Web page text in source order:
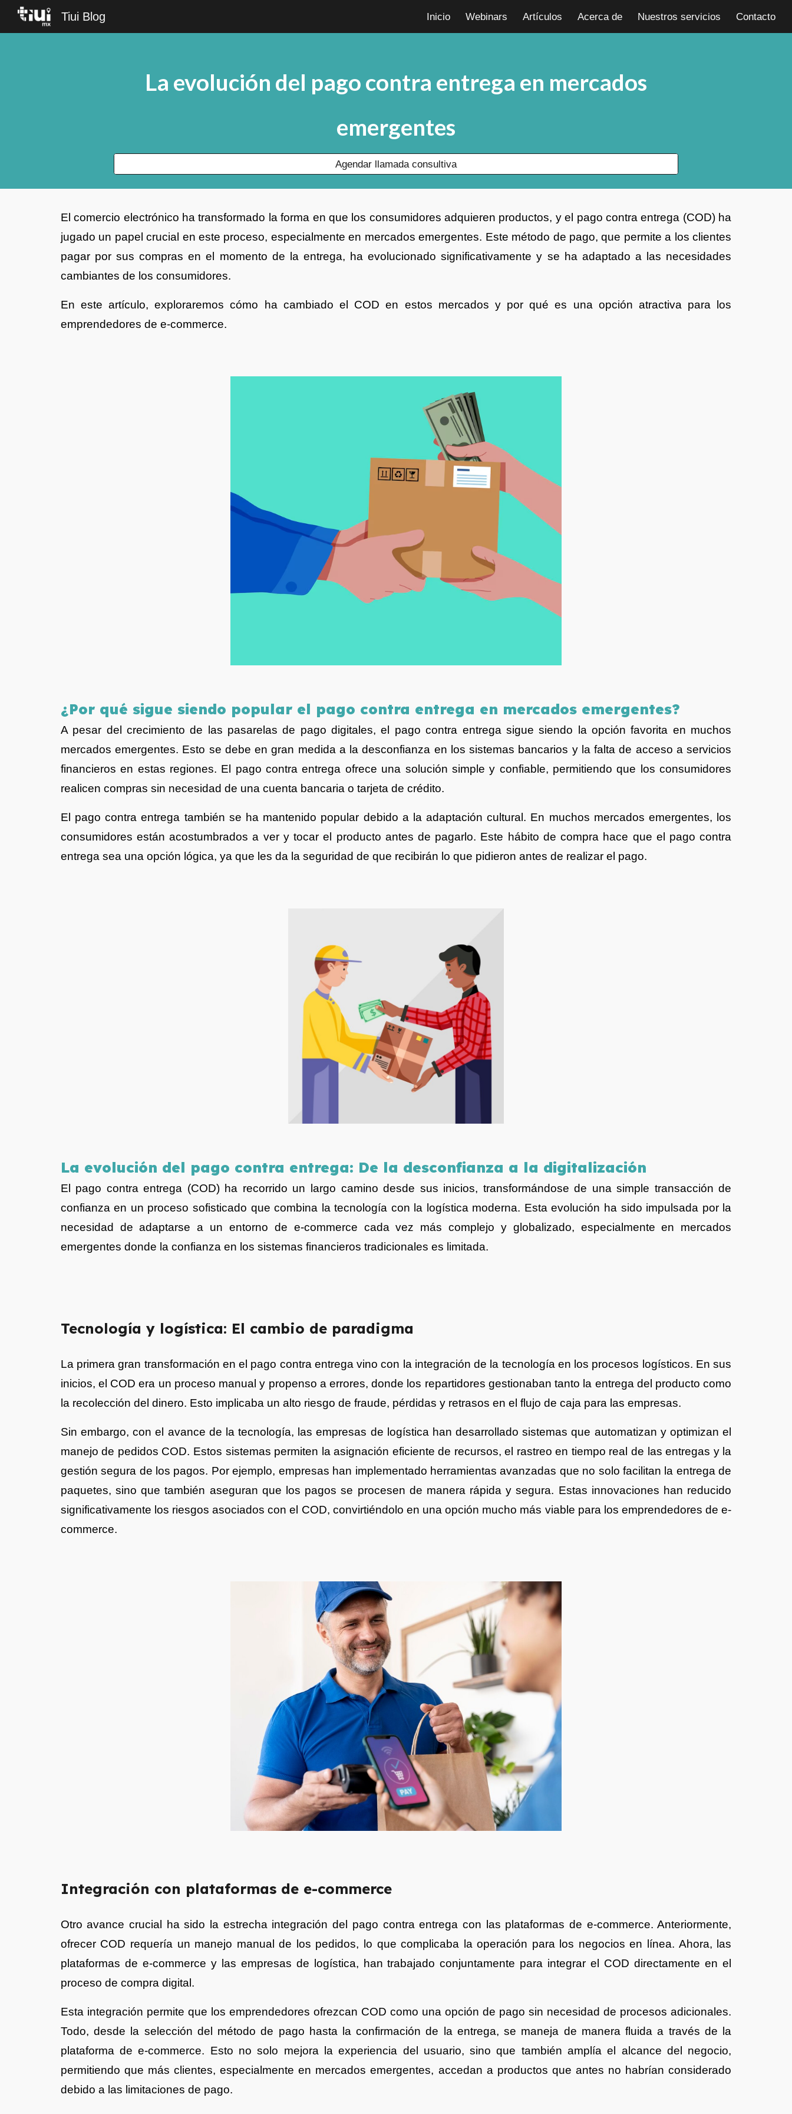
Skip to navigation
Tiui Blog Inicio Webinars Artículos Acerca de Nuestros servicios Contacto
La evolución del pago contra entrega en mercados
emergentes
Agendar llamada consultiva
El comercio electrónico ha transformado la forma en que los consumidores adquieren productos, y el pago contra entrega (COD) ha
jugado un papel crucial en este proceso, especialmente en mercados emergentes. Este método de pago, que permite a los clientes
pagar por sus compras en el momento de la entrega, ha evolucionado significativamente y se ha adaptado a las necesidades
cambiantes de los consumidores.
En este artículo, exploraremos cómo ha cambiado el COD en estos mercados y por qué es una opción atractiva para los
emprendedores de e-commerce.
¿Por qué sigue siendo popular el pago contra entrega en mercados emergentes?
A pesar del crecimiento de las pasarelas de pago digitales, el pago contra entrega sigue siendo la opción favorita en muchos
mercados emergentes. Esto se debe en gran medida a la desconfianza en los sistemas bancarios y la falta de acceso a servicios
financieros en estas regiones. El pago contra entrega ofrece una solución simple y confiable, permitiendo que los consumidores
realicen compras sin necesidad de una cuenta bancaria o tarjeta de crédito.
El pago contra entrega también se ha mantenido popular debido a la adaptación cultural. En muchos mercados emergentes, los
consumidores están acostumbrados a ver y tocar el producto antes de pagarlo. Este hábito de compra hace que el pago contra
entrega sea una opción lógica, ya que les da la seguridad de que recibirán lo que pidieron antes de realizar el pago.
La evolución del pago contra entrega: De la desconfianza a la digitalización
El pago contra entrega (COD) ha recorrido un largo camino desde sus inicios, transformándose de una simple transacción de
confianza en un proceso sofisticado que combina la tecnología con la logística moderna. Esta evolución ha sido impulsada por la
necesidad de adaptarse a un entorno de e-commerce cada vez más complejo y globalizado, especialmente en mercados
emergentes donde la confianza en los sistemas financieros tradicionales es limitada.
Tecnología y logística: El cambio de paradigma
La primera gran transformación en el pago contra entrega vino con la integración de la tecnología en los procesos logísticos. En sus
inicios, el COD era un proceso manual y propenso a errores, donde los repartidores gestionaban tanto la entrega del producto como
la recolección del dinero. Esto implicaba un alto riesgo de fraude, pérdidas y retrasos en el flujo de caja para las empresas.
Sin embargo, con el avance de la tecnología, las empresas de logística han desarrollado sistemas que automatizan y optimizan el
manejo de pedidos COD. Estos sistemas permiten la asignación eficiente de recursos, el rastreo en tiempo real de las entregas y la
gestión segura de los pagos. Por ejemplo, empresas han implementado herramientas avanzadas que no solo facilitan la entrega de
paquetes, sino que también aseguran que los pagos se procesen de manera rápida y segura. Estas innovaciones han reducido
significativamente los riesgos asociados con el COD, convirtiéndolo en una opción mucho más viable para los emprendedores de e-
commerce.
Integración con plataformas de e-commerce
Otro avance crucial ha sido la estrecha integración del pago contra entrega con las plataformas de e-commerce. Anteriormente,
ofrecer COD requería un manejo manual de los pedidos, lo que complicaba la operación para los negocios en línea. Ahora, las
plataformas de e-commerce y las empresas de logística, han trabajado conjuntamente para integrar el COD directamente en el
proceso de compra digital.
Esta integración permite que los emprendedores ofrezcan COD como una opción de pago sin necesidad de procesos adicionales.
Todo, desde la selección del método de pago hasta la confirmación de la entrega, se maneja de manera fluida a través de la
plataforma de e-commerce. Esto no solo mejora la experiencia del usuario, sino que también amplía el alcance del negocio,
permitiendo que más clientes, especialmente en mercados emergentes, accedan a productos que antes no habrían considerado
debido a las limitaciones de pago.